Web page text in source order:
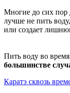
Многие до сих пор
лучше не пить
или создает
Пить воду во
большинстве
Каратэ сквозь